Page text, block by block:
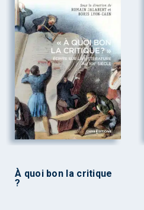
À quoi bon la critique
?